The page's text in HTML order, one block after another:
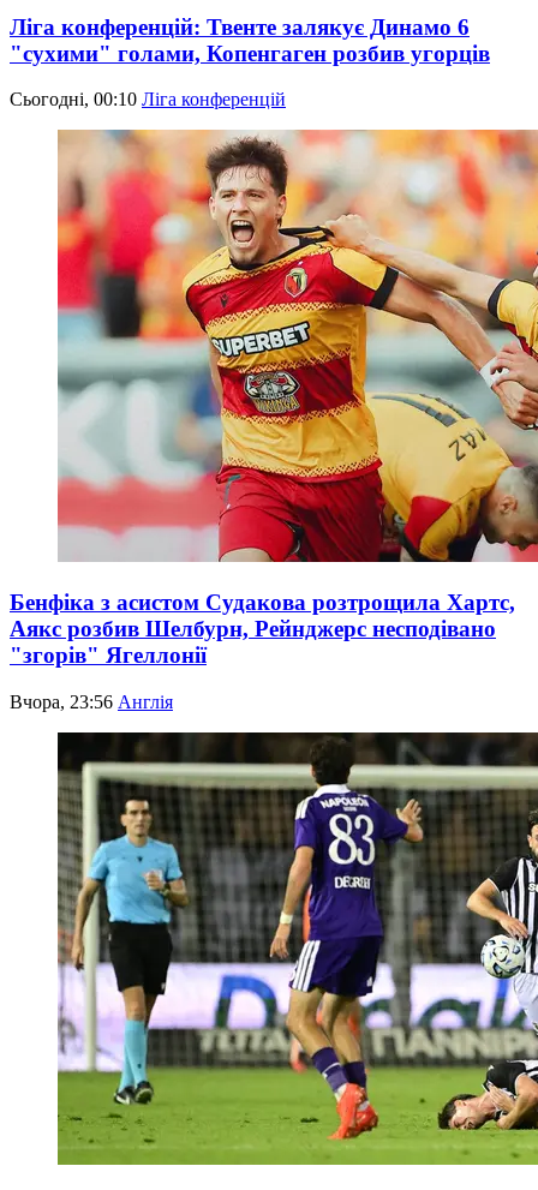
Ліга конференцій: Твенте залякує Динамо 6
"сухими" голами, Копенгаген розбив угорців
Сьогодні, 00:10 Ліга конференцій
Бенфіка з асистом Судакова розтрощила Хартс,
Аякс розбив Шелбурн, Рейнджерс несподівано
"згорів" Ягеллонії
Вчора, 23:56 Англія